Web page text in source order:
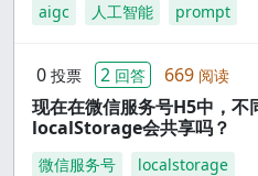
aigc 人工智能 prompt
0 投票 2 回答 669 阅读
现在在微信服务号H5中，不
localStorage会共享吗？
微信服务号 localstorage